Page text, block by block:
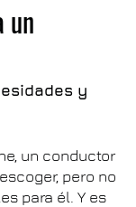
un
y
un conductor
pero no
para él. Y es